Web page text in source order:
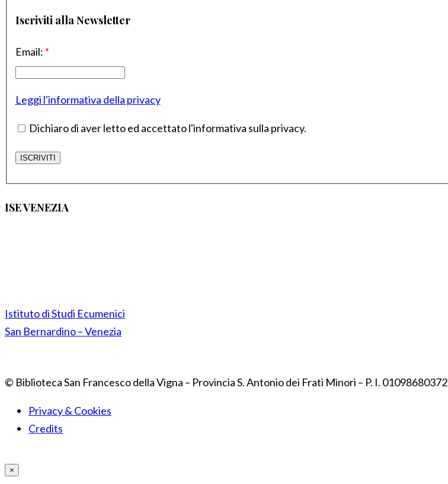
Iscriviti alla Newsletter
Email: *
Leggi l'informativa della privacy
Dichiaro di aver letto ed accettato l'informativa sulla privacy.
ISE VENEZIA
Istituto di Studi Ecumenici
San Bernardino – Venezia
© Biblioteca San Francesco della Vigna – Provincia S. Antonio dei Frati Minori – P. I. 01098680372
Privacy & Cookies
Credits
×